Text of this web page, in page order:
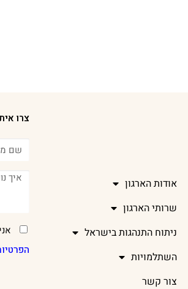
אודות הארגון
שרותי הארגון
ניתוח התנהגות בישראל
השתלמויות
צור קשר
צרו